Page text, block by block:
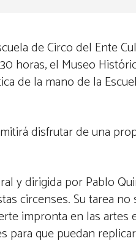
de Circo del Ente
horas, el Museo
de la mano de la
disfrutar de una
y dirigida por Pablo
circenses. Su tarea no
impronta en las artes
que puedan